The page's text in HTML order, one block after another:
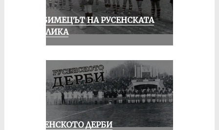
ЛЮБИМЕЦЪТ НА РУСЕНСКАТА
ПУБЛИКА
РУСЕНСКОТО ДЕРБИ